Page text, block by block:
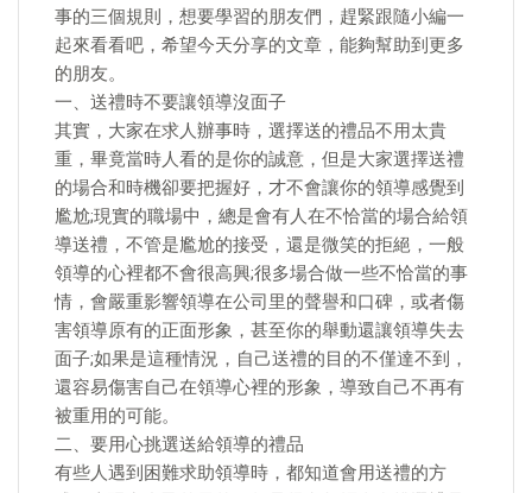
事的三個規則，想要學習的朋友們，趕緊跟隨小編一
起來看看吧，希望今天分享的文章，能夠幫助到更多
的朋友。
一、送禮時不要讓領導沒面子
其實，大家在求人辦事時，選擇送的禮品不用太貴
重，畢竟當時人看的是你的誠意，但是大家選擇送禮
的場合和時機卻要把握好，才不會讓你的領導感覺到
尷尬;現實的職場中，總是會有人在不恰當的場合給領
導送禮，不管是尷尬的接受，還是微笑的拒絕，一般
領導的心裡都不會很高興;很多場合做一些不恰當的事
情，會嚴重影響領導在公司里的聲譽和口碑，或者傷
害領導原有的正面形象，甚至你的舉動還讓領導失去
面子;如果是這種情況，自己送禮的目的不僅達不到，
還容易傷害自己在領導心裡的形象，導致自己不再有
被重用的可能。
二、要用心挑選送給領導的禮品
有些人遇到困難求助領導時，都知道會用送禮的方